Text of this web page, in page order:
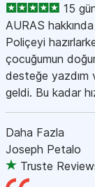
15
AURAS
Poliçeyi
çocuğumun
desteğe yazdım
geldi. Bu kadar
Daha Fazla
Joseph Petalo
Truste